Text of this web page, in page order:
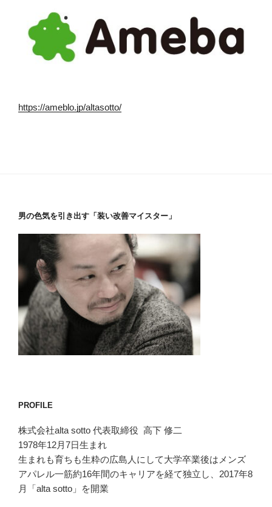
https://ameblo.jp/altasotto/
男の色気を引き出す「装い改善マイスター」
PROFILE
株式会社alta sotto 代表取締役 高下 修二
1978年12月7日生まれ
生まれも育ちも生粋の広島人にして大学卒業後はメンズ
アパレル一筋約16年間のキャリアを経て独立し、2017年8
月「alta sotto」を開業